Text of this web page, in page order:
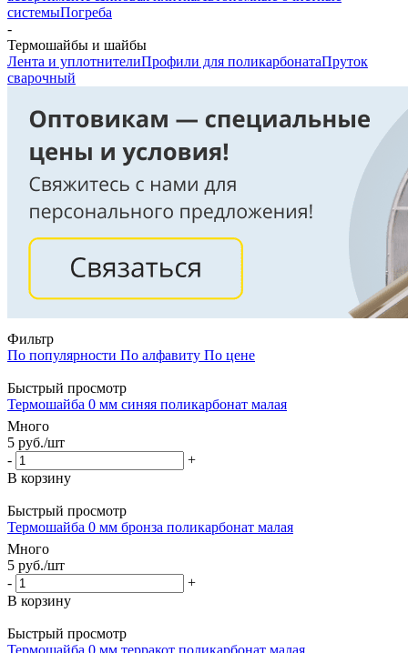
системыПогреба
-
Термошайбы и шайбы
Лента и уплотнителиПрофили для поликарбонатаПруток
сварочный
Фильтр
По популярности По алфавиту По цене
Быстрый просмотр
Термошайба 0 мм синяя поликарбонат малая
Много
5 руб./шт
-
+
В корзину
Быстрый просмотр
Термошайба 0 мм бронза поликарбонат малая
Много
5 руб./шт
-
+
В корзину
Быстрый просмотр
Термошайба 0 мм терракот поликарбонат малая